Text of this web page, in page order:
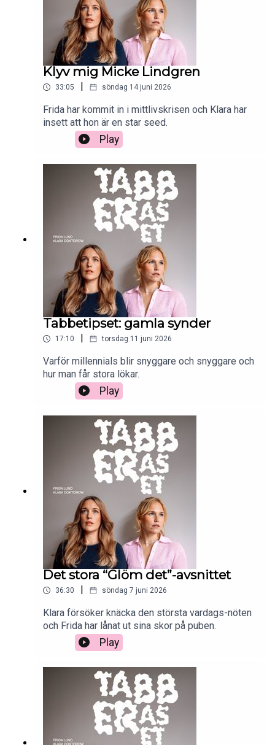
Klyv mig Micke Lindgren
33:05 | söndag 14 juni 2026
Frida har kommit in i mittlivskrisen och Klara har
insett att hon är en star seed.
Play
Tabbetipset: gamla synder
17:10 torsdag 11 juni 2026
Varför millennials blir snyggare och snyggare och
hur man får stora lökar.
Play
Det stora “Glöm det”-avsnittet
36:30 söndag 7 juni 2026
Klara försöker knäcka den största vardags-nöten
och Frida har lånat ut sina skor på puben.
Play